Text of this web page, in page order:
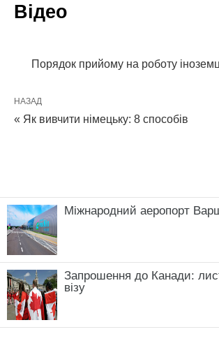
Відео
Порядок прийому на роботу
НАЗАД
« Як вивчити німецьку: 8 способів
Міжнародний аеропорт
Запрошення до Канади:
візу